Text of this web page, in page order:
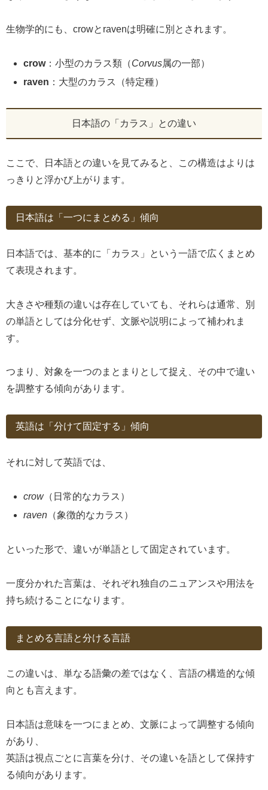
生物学的にも、crowとravenは明確に別とされます。
crow：小型のカラス類（Corvus属の一部）
raven ：大型のカラス（特定種）
日本語の「カラス」との違い
ここで、日本語との違いを見てみると、この構造はよりは
っきりと浮かび上がります。
日本語は「一つにまとめる」傾向
日本語では、基本的に「カラス」という一語で広くまとめ
て表現されます。
大きさや種類の違いは存在していても、それらは通常、別
の単語としては分化せず、文脈や説明によって補われま
す。
つまり、対象を一つのまとまりとして捉え、その中で違い
を調整する傾向があります。
英語は「分けて固定する」傾向
それに対して英語では、
crow（日常的なカラス）
raven （象徴的なカラス）
といった形で、違いが単語として固定されています。
一度分かれた言葉は、それぞれ独自のニュアンスや用法を
持ち続けることになります。
まとめる言語と分ける言語
この違いは、単なる語彙の差ではなく、言語の構造的な傾
向とも言えます。
日本語は意味を一つにまとめ、文脈によって調整する傾向
があり、
英語は視点ごとに言葉を分け、その違いを語として保持す
る傾向があります。